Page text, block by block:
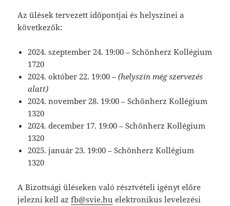
Az ülések tervezett időpontjai és helyszínei a
következők:
2024. szeptember 24. 19:00 – Schönherz Kollégium
1720
2024. október 22. 19:00 –(helyszín még szervezés
alatt)
2024. november 28. 19:00 – Schönherz Kollégium
1320
2024. december 17. 19:00 – Schönherz Kollégium
1320
2025. január 23. 19:00 – Schönherz Kollégium
1320
A Bizottsági üléseken való résztvételi igényt előre
jelezni kell azfb@svie.hu elektronikus levelezési